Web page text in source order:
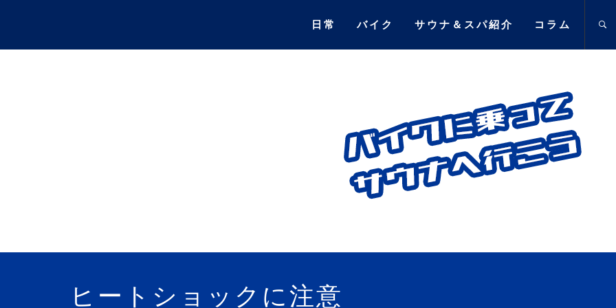
日常 バイク サウナ＆スパ紹介 コラム
バイクに乗ってサウ
ヒートショックに注意